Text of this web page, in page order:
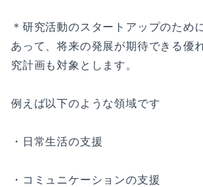
＊研究活動のスタートアップのため
あって、将来の発展が期待できる優
究計画も対象とします。
例えば以下のような領域です
・日常生活の支援
・コミュニケーションの支援